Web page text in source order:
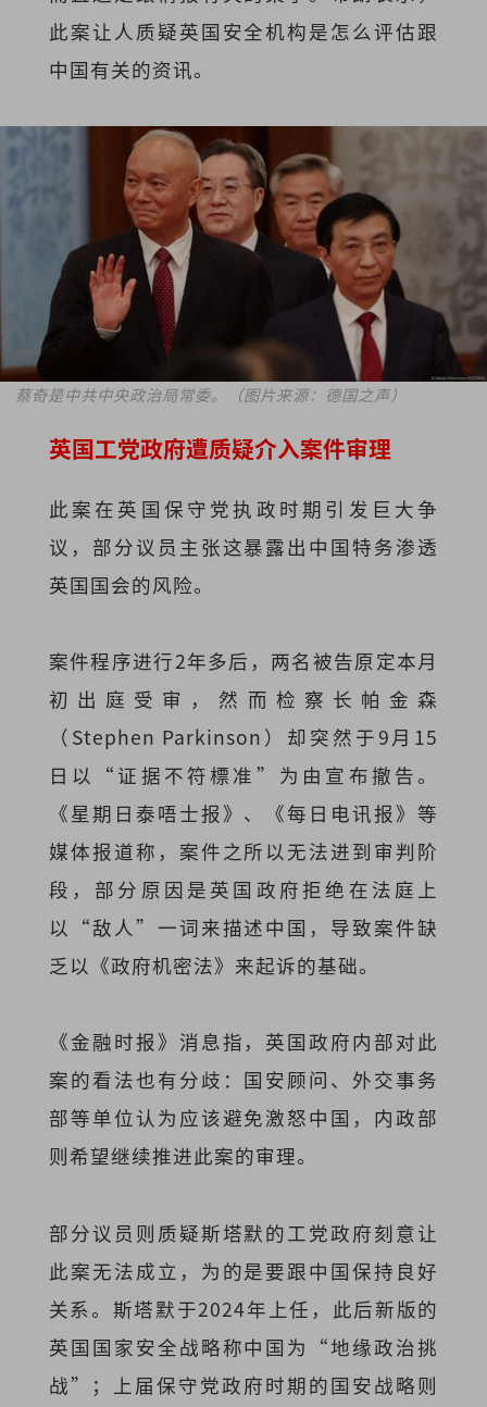
此案让人质疑英国安全机构是怎么评估跟
中国有关的资讯。
蔡奇是中共中央政治局常委。（图片来源：德国之声）
英国工党政府遭质疑介入案件审理
此案在英国保守党执政时期引发巨大争
议，部分议员主张这暴露出中国特务渗透
英国国会的风险。
案件程序进行2年多后，两名被告原定本月
初出庭受审，然而检察长帕金森
（Stephen Parkinson）却突然于9月15
日以“证据不符標准”为由宣布撤告。
《星期日泰唔士报》、《每日电讯报》等
媒体报道称，案件之所以无法进到审判阶
段，部分原因是英国政府拒绝在法庭上
以“敌人”一词来描述中国，导致案件缺
乏以《政府机密法》来起诉的基础。
《金融时报》消息指，英国政府内部对此
案的看法也有分歧：国安顾问、外交事务
部等单位认为应该避免激怒中国，内政部
则希望继续推进此案的审理。
部分议员则质疑斯塔默的工党政府刻意让
此案无法成立，为的是要跟中国保持良好
关系。斯塔默于2024年上任，此后新版的
英国国家安全战略称中国为“地缘政治挑
战”；上届保守党政府时期的国安战略则